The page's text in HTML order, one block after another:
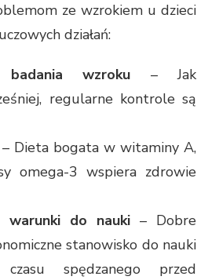
ze wzrokiem u dzieci
działań:
wzroku – Jak
regularne kontrole są
– Dieta bogata w witaminy A,
omega-3 wspiera zdrowie
warunki do nauki – Dobre
stanowisko do nauki
spędzanego przed